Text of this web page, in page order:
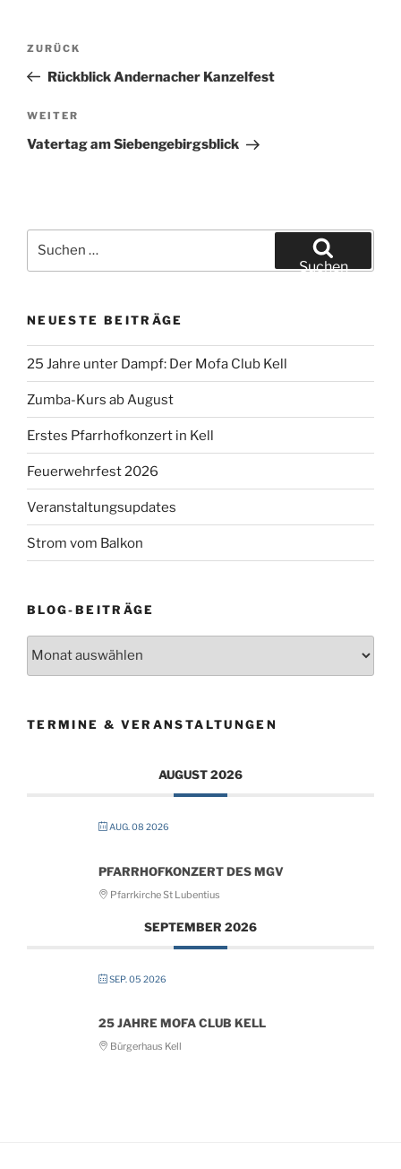
Beitragsnavigation
Vorheriger
Beitrag
ZURÜCK
Rückblick Andernacher Kanzelfest
Nächster
Beitrag
WEITER
Vatertag am Siebengebirgsblick
nach:
Suchen
NEUESTE BEITRÄGE
25 Jahre unter Dampf: Der Mofa Club Kell
Zumba-Kurs ab August
Erstes Pfarrhofkonzert in Kell
Feuerwehrfest 2026
Veranstaltungsupdates
Strom vom Balkon
BLOG-BEITRÄGE
TERMINE & VERANSTALTUNGEN
AUGUST 2026
AUG. 08 2026
PFARRHOFKONZERT DES MGV
Pfarrkirche St Lubentius
SEPTEMBER 2026
SEP. 05 2026
25 JAHRE MOFA CLUB KELL
Bürgerhaus Kell